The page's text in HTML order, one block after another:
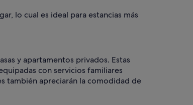
lo cual es ideal para estancias más
y apartamentos privados. Estas
con servicios familiares
también apreciarán la comodidad de